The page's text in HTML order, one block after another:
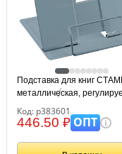
Подставка для книг
металлическая,
Код: р383601
446.50 ₽ОПТ